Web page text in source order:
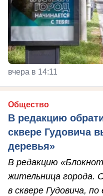
вчера в 14:11
Общество
В редакцию
сквере Гудовича
деревья»
В редакцию
жительница города.
в сквере Гудовича,